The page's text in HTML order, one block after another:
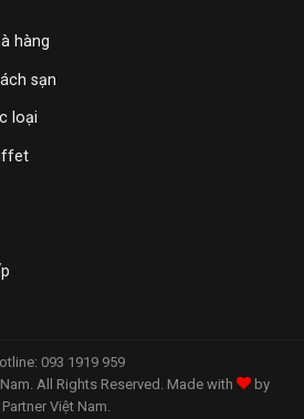
hàng
sạn
loại
093 1919 959
All Rights Reserved. Made with
by
Partner Việt Nam.